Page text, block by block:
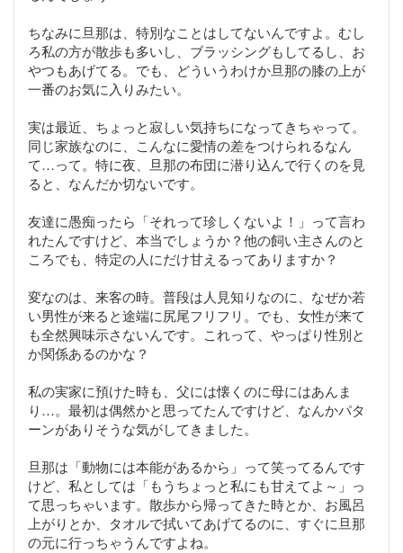
ちなみに旦那は、特別なことはしてないんですよ。むし
ろ私の方が散歩も多いし、ブラッシングもしてるし、お
やつもあげてる。でも、どういうわけか旦那の膝の上が
一番のお気に入りみたい。
実は最近、ちょっと寂しい気持ちになってきちゃって。
同じ家族なのに、こんなに愛情の差をつけられるなん
て…って。特に夜、旦那の布団に潜り込んで行くのを見
ると、なんだか切ないです。
友達に愚痴ったら「それって珍しくないよ！」って言わ
れたんですけど、本当でしょうか？他の飼い主さんのと
ころでも、特定の人にだけ甘えるってありますか？
変なのは、来客の時。普段は人見知りなのに、なぜか若
い男性が来ると途端に尻尾フリフリ。でも、女性が来て
も全然興味示さないんです。これって、やっぱり性別と
か関係あるのかな？
私の実家に預けた時も、父には懐くのに母にはあんま
り…。最初は偶然かと思ってたんですけど、なんかパタ
ーンがありそうな気がしてきました。
旦那は「動物には本能があるから」って笑ってるんです
けど、私としては「もうちょっと私にも甘えてよ～」っ
て思っちゃいます。散歩から帰ってきた時とか、お風呂
上がりとか、タオルで拭いてあげてるのに、すぐに旦那
の元に行っちゃうんですよね。